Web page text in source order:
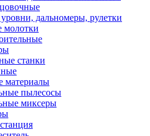
дальномеры, рулетки
молотки
станки
материалы
пылесосы
миксеры